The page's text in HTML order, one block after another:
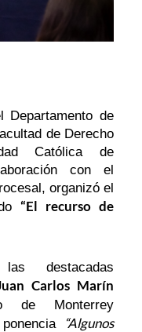
Departamento de
de Derecho
Católica de
con el
organizó el
“El recurso de
destacadas
Carlos Marín
de Monterrey
“Algunos